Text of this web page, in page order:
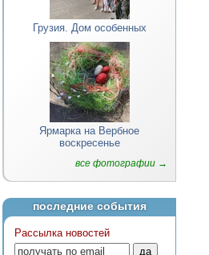
Грузия. Дом особенных
Ярмарка на Вербное
воскресенье
все фотографии →
последние события
Рассылка новостей